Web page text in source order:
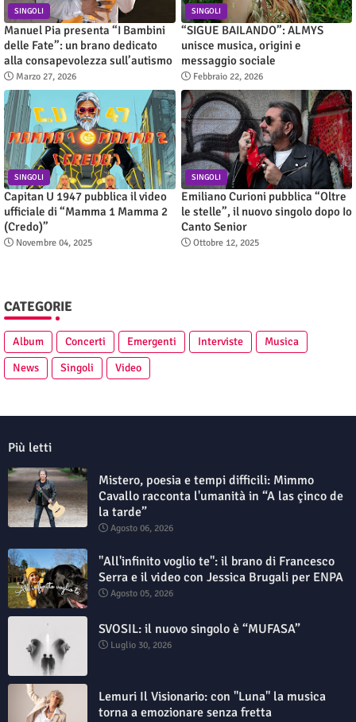
SINGOLI
Manuel Pia presenta “I Bambini
delle Fate”: un brano dedicato
alla consapevolezza sull’autismo
Marzo 27, 2026
SINGOLI
“SIGUE BAILANDO”: ALMYS
unisce musica, origini e
messaggio sociale
Febbraio 22, 2026
SINGOLI
Capitan U 1947 pubblica il video
ufficiale di “Mamma 1 Mamma 2
(Credo)”
Novembre 04, 2025
SINGOLI
Emiliano Curioni pubblica “Oltre
le stelle”, il nuovo singolo dopo Io
Canto Senior
Ottobre 12, 2025
CATEGORIE
Album Concerti Emergenti Interviste
Musica
News
Singoli Video
Più letti
Mistero, poesia e tempi difficili: Mimmo
Cavallo racconta l'umanità in “A las çinco de
la tarde”
Agosto 06, 2026
"All'infinito voglio te": il brano di Francesco
Serra e il video con Jessica Brugali per ENPA
Agosto 05, 2026
SVOSIL: il nuovo singolo è “MUFASA”
Luglio 30, 2026
Lemuri Il Visionario: con "Luna" la musica
torna a emozionare senza fretta